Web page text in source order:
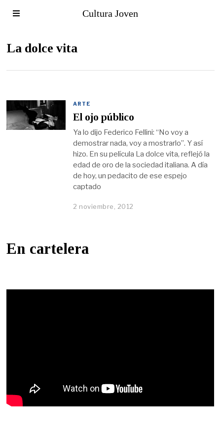
Cultura Joven
La dolce vita
ARTE
El ojo público
Ya lo dijo Federico Fellini: “No voy a
demostrar nada, voy a mostrarlo”. Y así
hizo. En su película La dolce vita, reflejó la
edad de oro de la sociedad italiana. A día
de hoy, un pedacito de ese espejo
captado
2 noviembre, 2012
En cartelera